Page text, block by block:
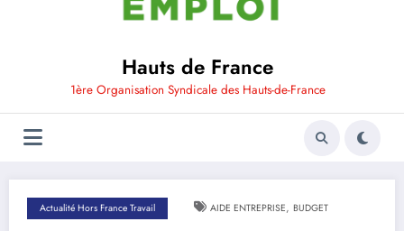
Hauts de France
1ère Organisation Syndicale des Hauts-de-France
Actualité Hors France Travail AIDE ENTREPRISE, BUDGET